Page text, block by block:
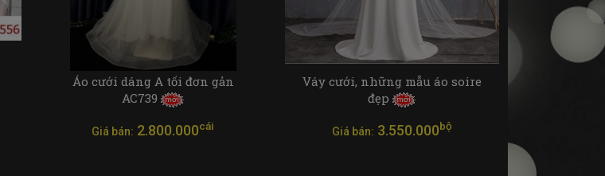
Áo cưới dáng A tối đơn gản
AC739
Giá bán: 2.800.000cái
Váy cưới, những mẫu áo soire
đẹp
Giá bán: 3.550.000bộ